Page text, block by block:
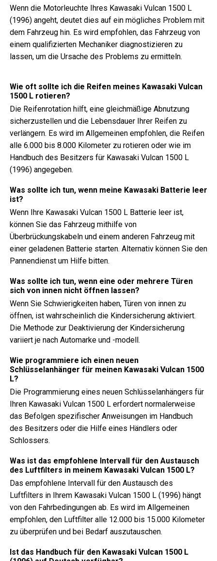
Wenn die Motorleuchte Ihres Kawasaki Vulcan 1500 L
(1996) angeht, deutet dies auf ein mögliches Problem mit
dem Fahrzeug hin. Es wird empfohlen, das Fahrzeug von
einem qualifizierten Mechaniker diagnostizieren zu
lassen, um die Ursache des Problems zu ermitteln.
Wie oft sollte ich die Reifen meines Kawasaki Vulcan
1500 L rotieren?
Die Reifenrotation hilft, eine gleichmäßige Abnutzung
sicherzustellen und die Lebensdauer Ihrer Reifen zu
verlängern. Es wird im Allgemeinen empfohlen, die Reifen
alle 6.000 bis 8.000 Kilometer zu rotieren oder wie im
Handbuch des Besitzers für Kawasaki Vulcan 1500 L
(1996) angegeben.
Was sollte ich tun, wenn meine Kawasaki Batterie leer
ist?
Wenn Ihre Kawasaki Vulcan 1500 L Batterie leer ist,
können Sie das Fahrzeug mithilfe von
Überbrückungskabeln und einem anderen Fahrzeug mit
einer geladenen Batterie starten. Alternativ können Sie den
Pannendienst um Hilfe bitten.
Was sollte ich tun, wenn eine oder mehrere Türen
sich von innen nicht öffnen lassen?
Wenn Sie Schwierigkeiten haben, Türen von innen zu
öffnen, ist wahrscheinlich die Kindersicherung aktiviert.
Die Methode zur Deaktivierung der Kindersicherung
variiert je nach Automarke und -modell.
Wie programmiere ich einen neuen
Schlüsselanhänger für meinen Kawasaki Vulcan 1500
L?
Die Programmierung eines neuen Schlüsselanhängers für
Ihren Kawasaki Vulcan 1500 L erfordert normalerweise
das Befolgen spezifischer Anweisungen im Handbuch
des Besitzers oder die Hilfe eines Händlers oder
Schlossers.
Was ist das empfohlene Intervall für den Austausch
des Luftfilters in meinem Kawasaki Vulcan 1500 L?
Das empfohlene Intervall für den Austausch des
Luftfilters in Ihrem Kawasaki Vulcan 1500 L (1996) hängt
von den Fahrbedingungen ab. Es wird im Allgemeinen
empfohlen, den Luftfilter alle 12.000 bis 15.000 Kilometer
zu überprüfen und bei Bedarf auszutauschen.
Ist das Handbuch für den Kawasaki Vulcan 1500 L